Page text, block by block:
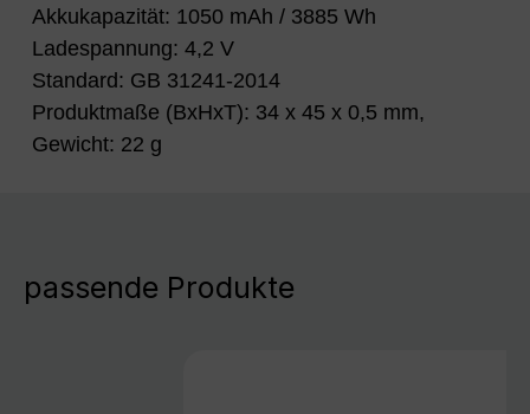
Akkukapazität: 1050 mAh / 3885 Wh
Ladespannung: 4,2 V
Standard: GB 31241-2014
Produktmaße (BxHxT): 34 x 45 x 0,5 mm,
Gewicht: 22 g
passende Produkte